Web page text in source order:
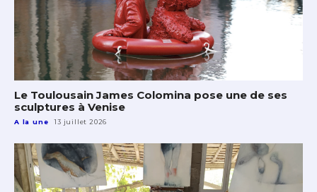
Le Toulousain James Colomina pose une de ses
sculptures à Venise
A la une 13 juillet 2026